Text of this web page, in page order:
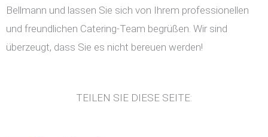
Bellmann und lassen Sie sich von Ihrem professionellen
und freundlichen Catering-Team begrüßen. Wir sind
überzeugt, dass Sie es nicht bereuen werden!
TEILEN SIE DIESE SEITE: